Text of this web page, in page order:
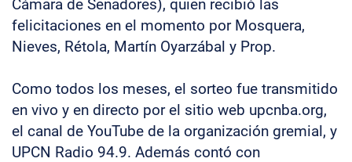
Cámara de Senadores), quien recibió las
felicitaciones en el momento por Mosquera,
Nieves, Rétola, Martín Oyarzábal y Prop.
Como todos los meses, el sorteo fue transmitido
en vivo y en directo por el sitio web upcnba.org,
el canal de YouTube de la organización gremial, y
UPCN Radio 94.9. Además contó con